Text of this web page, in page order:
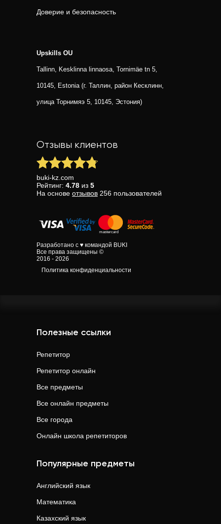
Доверие и безопасность
Upskills OU
Tallinn, Kesklinna linnaosa, Tornimäe tn 5,
10145, Estonia (г. Таллин, район Кесклинн,
улица Торнимяэ 5, 10145, Эстония)
Отзывы клиентов
buki-kz.com
Рейтинг: 4.78 из 5
На основе отзывов 256 пользователей
Разработано с ♥ командой BUKI
Все права защищены ©
2016 - 2026
Политика конфиденциальности
Полезные ссылки
Репетитор
Репетитор онлайн
Все предметы
Все онлайн предметы
Все города
Онлайн школа репетиторов
Популярные предметы
Английский язык
Математика
Казахский язык